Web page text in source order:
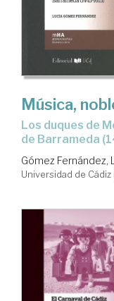
Música,
los duques de Medina Sidonia en Sevilla y Salúcar
de Barrameda
Gómez Fernández,
Universidad de Cádiz